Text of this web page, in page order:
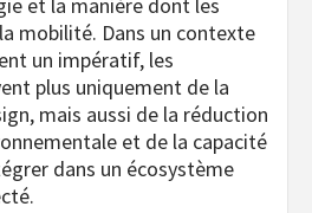
mobilité. Dans un contexte
un impératif, les
plus uniquement de la
mais aussi de la réduction
et de la capacité
dans un écosystème